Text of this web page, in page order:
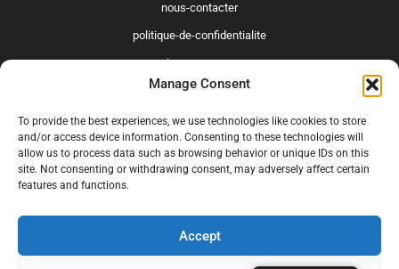
Manage Consent
To provide the best experiences, we use technologies like cookies to store
and/or access device information. Consenting to these technologies will
allow us to process data such as browsing behavior or unique IDs on this
site. Not consenting or withdrawing consent, may adversely affect certain
features and functions.
Accept
nous-contacter
politique-de-confidentialite
qui-sommes-nous
US GB FR IT ES NL AU BR CA
© 2025 Promo365.fr - Tous droits réservés. Mise à jour en juillet 2024.
Promo365.fr est un site professionnel de codes promo.